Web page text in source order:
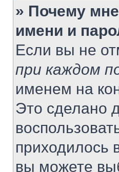
» Почему
имени и
Если вы не
при каждом
именем на
Это сделано
приходилось
вы можете